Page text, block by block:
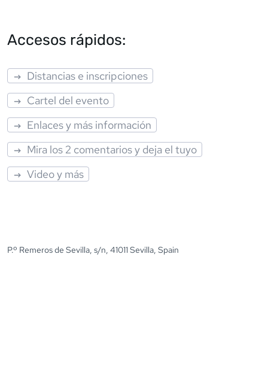
Accesos rápidos:
Distancias e inscripciones
Cartel del evento
Enlaces y más información
Mira los 2 comentarios y deja el tuyo
Video y más
P.º Remeros de Sevilla, s/n, 41011 Sevilla, Spain